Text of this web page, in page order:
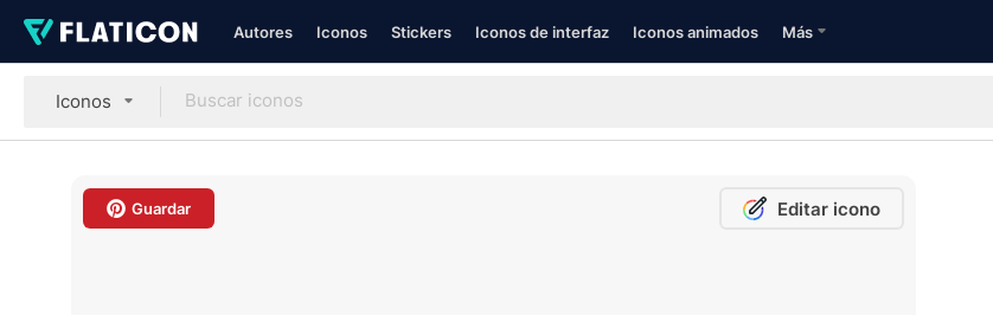
Autores Iconos Stickers Iconos de interfaz Iconos animados Más
Iconos
Guardar Editar icono